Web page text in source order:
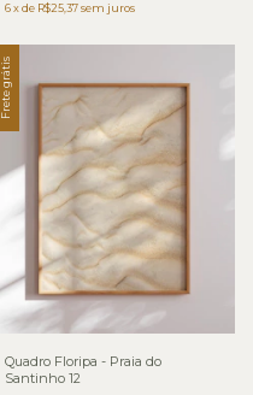
6 xde R$25,37 sem juros
Frete grátis
Quadro Floripa - Praia do
Santinho 12